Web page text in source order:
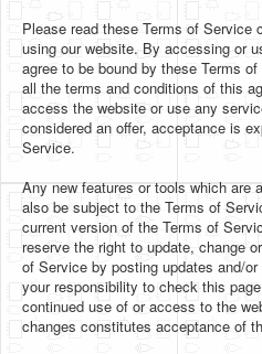
Please read these Terms of Service
using our website. By accessing or
agree to be bound by these Terms
all the terms and conditions of this
access the website or use any
considered an offer, acceptance is
Service.
Any new features or tools which are
also be subject to the Terms of
current version of the Terms of
reserve the right to update, change
of Service by posting updates and/
your responsibility to check this
continued use of or access to the
changes constitutes acceptance of